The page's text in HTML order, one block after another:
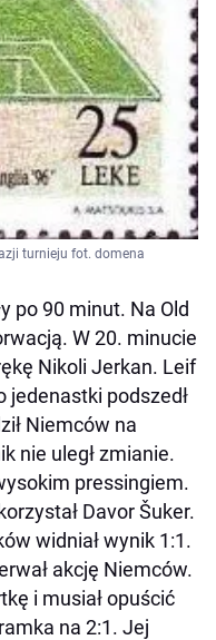
turnieju fot. domena
po 90 minut. Na Old
W 20. minucie
Nikoli Jerkan. Leif
jedenastki podszedł
Niemców na
nie uległ zmianie.
pressingiem.
Davor Šuker.
widniał wynik 1:1.
akcję Niemców.
i musiał opuścić
na 2:1. Jej